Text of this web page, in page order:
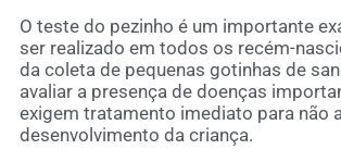
O teste do pezinho é um importante
ser realizado em todos os recém-
da coleta de pequenas gotinhas de
avaliar a presença de doenças
exigem tratamento imediato para não
desenvolvimento da criança.